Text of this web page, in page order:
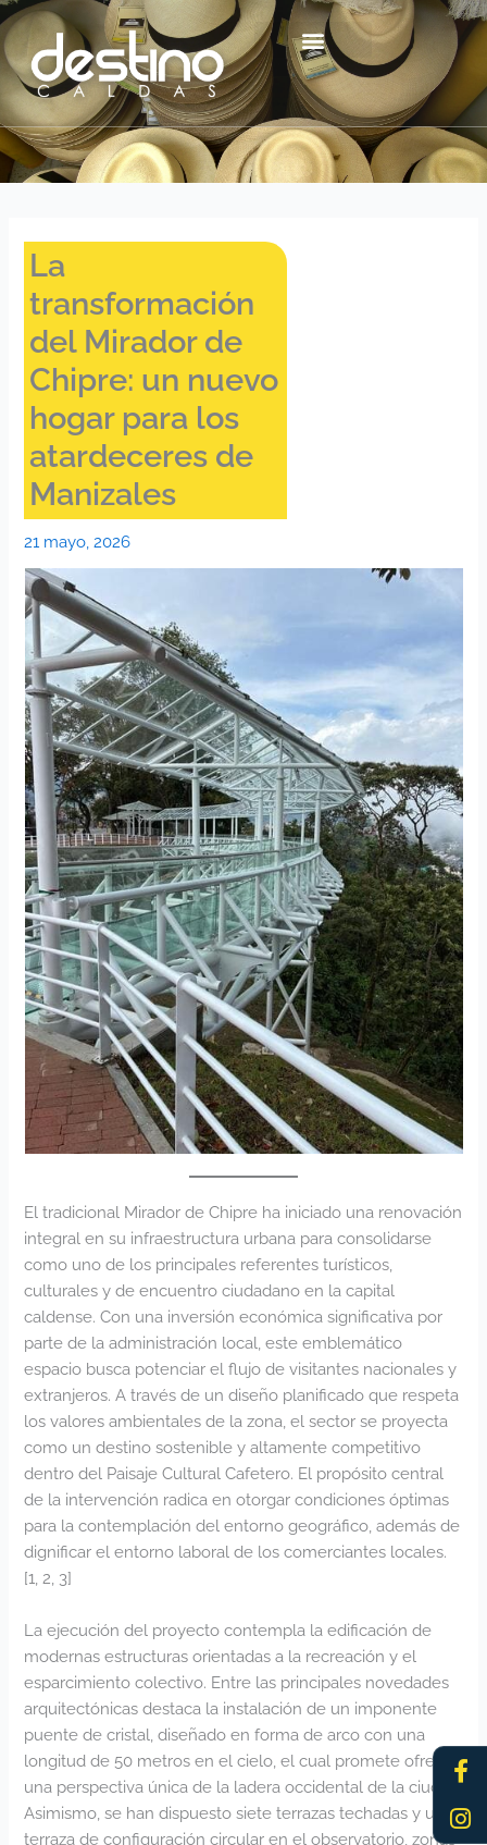
contenido
Ir
al
contenido
f
La
transformación
del Mirador de
Chipre: un nuevo
hogar para los
atardeceres de
Manizales
21 mayo, 2026
El tradicional Mirador de Chipre ha iniciado una renovación
integral en su infraestructura urbana para consolidarse
como uno de los principales referentes turísticos,
culturales y de encuentro ciudadano en la capital
caldense. Con una inversión económica significativa por
parte de la administración local, este emblemático
espacio busca potenciar el flujo de visitantes nacionales y
extranjeros. A través de un diseño planificado que respeta
los valores ambientales de la zona, el sector se proyecta
como un destino sostenible y altamente competitivo
dentro del Paisaje Cultural Cafetero. El propósito central
de la intervención radica en otorgar condiciones óptimas
para la contemplación del entorno geográfico, además de
dignificar el entorno laboral de los comerciantes locales.
[1,2, 3]
La ejecución del proyecto contempla la edificación de
modernas estructuras orientadas a la recreación y el
esparcimiento colectivo. Entre las principales novedades
arquitectónicas destaca la instalación de un imponente
puente de cristal, diseñado en forma de arco con una
longitud de 50 metros en el cielo, el cual promete ofrecer
una perspectiva única de la ladera occidental de la ciudad.
Asimismo, se han dispuesto siete terrazas techadas y una
terraza de configuración circular en el observatorio, zonas